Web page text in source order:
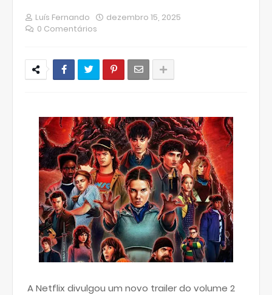
Luís Fernando
dezembro 15, 2025
0 Comentários
A Netflix divulgou um novo trailer do volume 2